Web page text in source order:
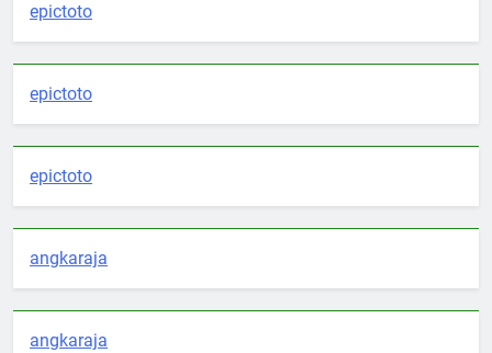
epictoto
epictoto
epictoto
angkaraja
angkaraja